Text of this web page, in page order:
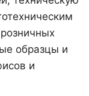
образцы и
и